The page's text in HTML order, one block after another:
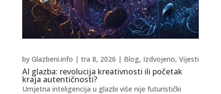
AI glazba: revolucija kreativnosti ili početak
kraja autentičnosti?
by Glazbeni.info | tra 8, 2026 | Blog, Izdvojeno, Vijesti
Umjetna inteligencija u glazbi više nije futuristički